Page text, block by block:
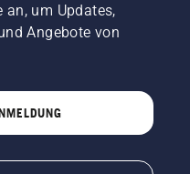
an, um Updates,
Angebote von